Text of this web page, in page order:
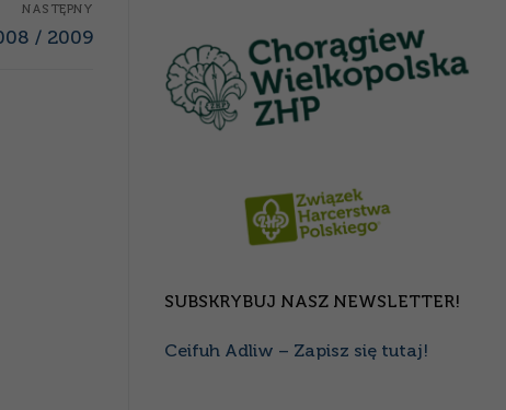
NASTĘPNY
/ 2009
SUBSKRYBUJ NASZ NEWSLETTER!
Ceifuh Adliw – Zapisz się tutaj!